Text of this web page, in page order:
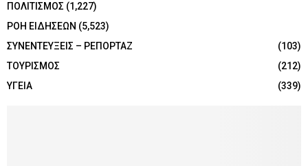
ΠΟΛΙΤΙΣΜΟΣ (1,227)
ΡΟΗ ΕΙΔΗΣΕΩΝ (5,523)
ΣΥΝΕΝΤΕΥΞΕΙΣ – ΡΕΠΟΡΤΑΖ
(103)
ΤΟΥΡΙΣΜΟΣ
(212)
ΥΓΕΙΑ
(339)